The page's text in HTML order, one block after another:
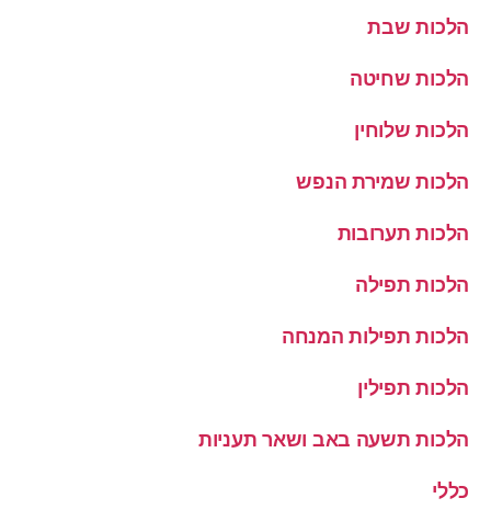
הלכות שבת
הלכות שחיטה
הלכות שלוחין
הלכות שמירת הנפש
הלכות תערובות
הלכות תפילה
הלכות תפילות המנחה
הלכות תפילין
הלכות תשעה באב ושאר תעניות
כללי